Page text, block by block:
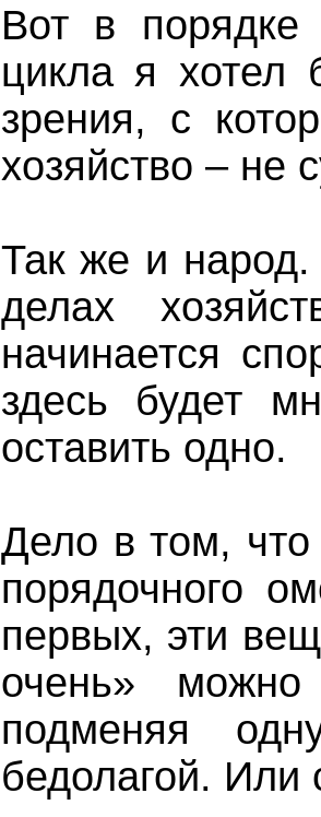
Вот в порядке
цикла я хотел
зрения, с
хозяйство – не
Так же и народ.
делах
начинается
здесь будет
оставить одно.
Дело в том,
порядочного
первых, эти
очень»
подменяя
бедолагой. Или